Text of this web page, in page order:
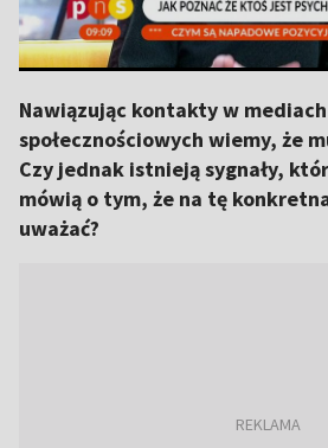
Nawiązując kontakty w mediach
społecznościowych wiemy, że
Czy jednak istnieją sygnały,
mówią o tym, że na tę
uważać?